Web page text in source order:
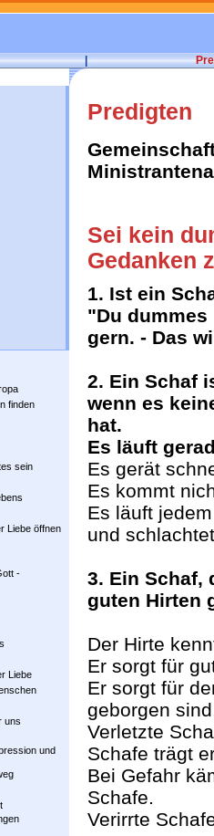
|
finden
sein
Liebe öffnen
-
Liebe
uns
und
Predigten
Sei kein
Gedanken
1. Ist ein
"Du
gern. - Das
2. Ein Schaf
wenn es
hat.
Es läuft
Es gerät
Es kommt
Es läuft
und
3. Ein Schaf,
guten Hirten
Der Hirte
Er sorgt für
Er sorgt für
geborgen
Verletzte
Schafe trägt
Bei Gefahr
Schafe.
Verirrte